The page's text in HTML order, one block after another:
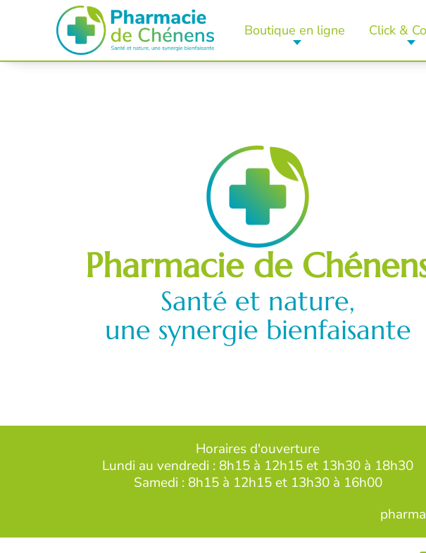
Boutique en ligne Click &
Pharmacie de
Santé et nature,
une synergie bienfaisante
Horaires d'ouverture
Lundi au vendredi : 8h15 à 12h15 et 13h30 à 18h30
Samedi : 8h15 à 12h15 et 13h30 à 16h00